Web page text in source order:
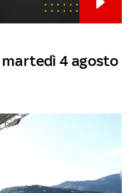
martedì 4 agosto